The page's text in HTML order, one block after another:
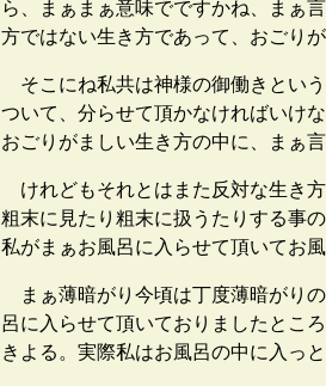
ら、まぁまぁ意味でですかね、まぁ
方ではない生き方であって、おごり
そこにね私共は神様の御働きとい
ついて、分らせて頂かなければいけ
おごりがましい生き方の中に、まぁ
けれどもそれとはまた反対な生き
粗末に見たり粗末に扱うたりする事
私がまぁお風呂に入らせて頂いてお
まぁ薄暗がり今頃は丁度薄暗がり
呂に入らせて頂いておりましたとこ
きよる。実際私はお風呂の中に入っ